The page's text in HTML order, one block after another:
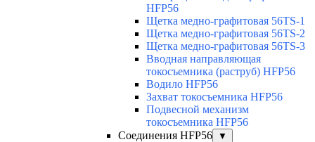
HFP56
Щетка медно-графитовая 56TS-1
Щетка медно-графитовая 56TS-2
Щетка медно-графитовая 56TS-3
Вводная направляющая
токосъемника (раструб) HFP56
Водило HFP56
Захват токосъемника HFP56
Подвесной механизм
токосъемника HFP56
Соединения HFP56
▼